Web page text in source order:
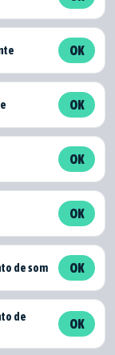
OK
OK
OK
OK
de som OK
de
OK